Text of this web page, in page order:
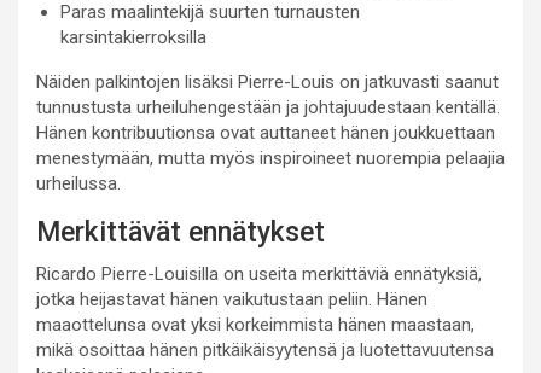
Paras maalintekijä suurten turnausten
karsintakierroksilla
Näiden palkintojen lisäksi Pierre-Louis on jatkuvasti saanut
tunnustusta urheiluhengestään ja johtajuudestaan kentällä.
Hänen kontribuutionsa ovat auttaneet hänen joukkuettaan
menestymään, mutta myös inspiroineet nuorempia pelaajia
urheilussa.
Merkittävät ennätykset
Ricardo Pierre-Louisilla on useita merkittäviä ennätyksiä,
jotka heijastavat hänen vaikutustaan peliin. Hänen
maaottelunsa ovat yksi korkeimmista hänen maastaan,
mikä osoittaa hänen pitkäikäisyytensä ja luotettavuutensa